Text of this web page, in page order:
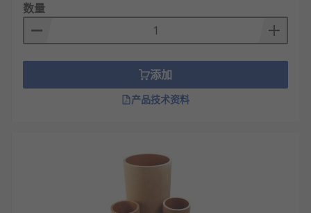
特点和优势：卓越的耐高温性；卓越的耐化学性；良
好的尺寸稳定性（低热膨胀）；良好的韧性和强度
层压塑料
层压塑料是由多层填料材料、（织物、纸张和纤维）
与合成树脂粘合剂结合在一起制成的材料。这种高韧
特点和优势：重量轻，强度高；良好的温度额定值；
数量
添加
产品技术资料